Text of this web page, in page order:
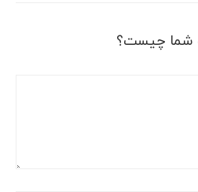
شما چیست؟